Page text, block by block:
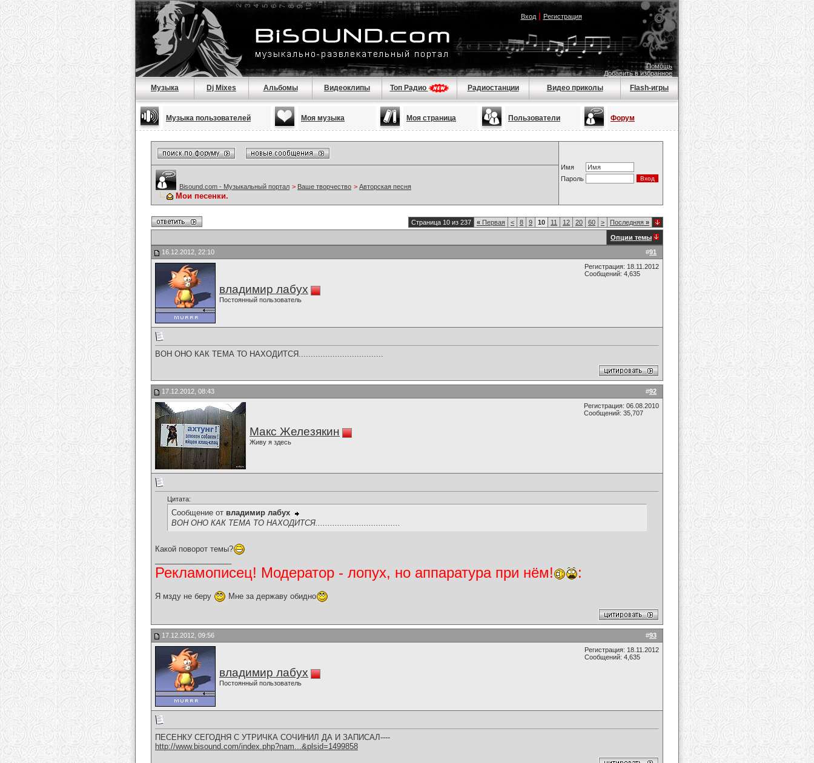
Вход| Регистрация
Помощь
Добавить в избранное
Музыка Dj Mixes Альбомы Видеоклипы Топ Радио Радиостанции Видео приколы Flash-игры
Музыка пользователей Моя музыка Моя страница Пользователи Форум
Имя
Пароль
Bisound.com - Музыкальный портал > Ваше творчество > Авторская песня
Мои песенки.
Страница 10 из 237 « Первая < 8 9 10 11 12 20 60 > Последняя »
Опции темы
#91
16.12.2012, 22:10
владимир лабух
Постоянный пользователь
Регистрация: 18.11.2012
Сообщений: 4,635
ВОН ОНО КАК ТЕМА ТО НАХОДИТСЯ...................................
#92
17.12.2012, 08:43
Макс Железякин
Живу я здесь
Регистрация: 06.08.2010
Сообщений: 35,707
Цитата:
Сообщение от владимир лабух
ВОН ОНО КАК ТЕМА ТО НАХОДИТСЯ...................................
Какой поворот темы?
Рекламописец! Модератор - лопух, но аппаратура при нём! :
Я мзду не беру Мне за державу обидно
#93
17.12.2012, 09:56
владимир лабух
Постоянный пользователь
Регистрация: 18.11.2012
Сообщений: 4,635
ПЕСЕНКУ СЕГОДНЯ С УТРИЧКА СОЧИНИЛ ДА И ЗАПИСАЛ----
http://www.bisound.com/index.php?nam...&plsid=1499858